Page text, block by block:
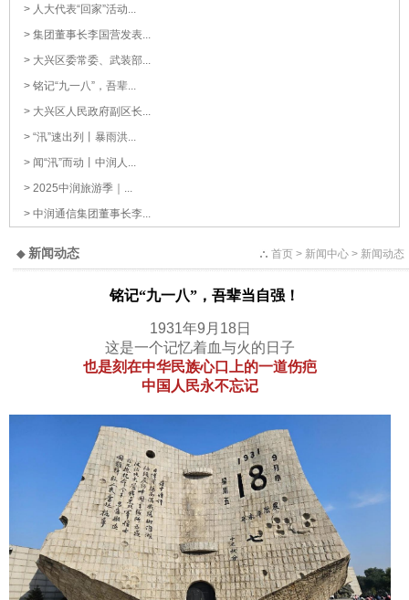
> 人大代表“回家”活动...
> 集团董事长李国营发表...
> 大兴区委常委、武装部...
> 铭记“九一八”，吾辈...
> 大兴区人民政府副区长...
> “汛”速出列丨暴雨洪...
> 闻“汛”而动丨中润人...
> 2025中润旅游季｜...
> 中润通信集团董事长李...
◆新闻动态 首页 > 新闻中心 > 新闻动态
铭记“九一八”，吾辈当自强！
1931年9月18日
这是一个记忆着血与火的日子
也是刻在中华民族心口上的一道伤疤
中国人民永不忘记